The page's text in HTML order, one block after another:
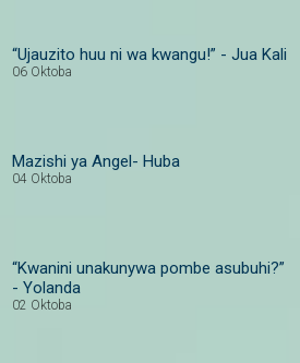
“Ujauzito huu ni wa kwangu!” - Jua Kali
06 Oktoba
Mazishi ya Angel- Huba
04 Oktoba
“Kwanini unakunywa pombe asubuhi?”
- Yolanda
02 Oktoba